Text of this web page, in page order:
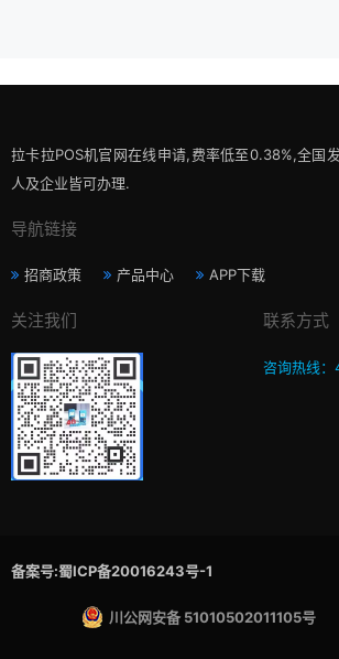
拉卡拉POS机官网在线申请,费率低至0.38%,全国
人及企业皆可办理.
导航链接
招商政策 产品中心 APP下载
关注我们 联系方式
咨询热线
备案号:蜀ICP备20016243号-1
川公网安备 51010502011105号